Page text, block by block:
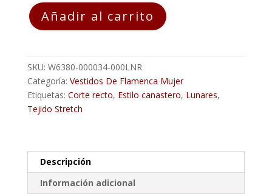
Vestido
Flamenca
Lunar
Verde
Andalucia
cantidad
Añadir al carrito
SKU: W6380-000034-000LNR
Categoría: Vestidos De Flamenca Mujer
Etiquetas: Corte recto, Estilo canastero, Lunares,
Tejido Stretch
Descripción
Información adicional